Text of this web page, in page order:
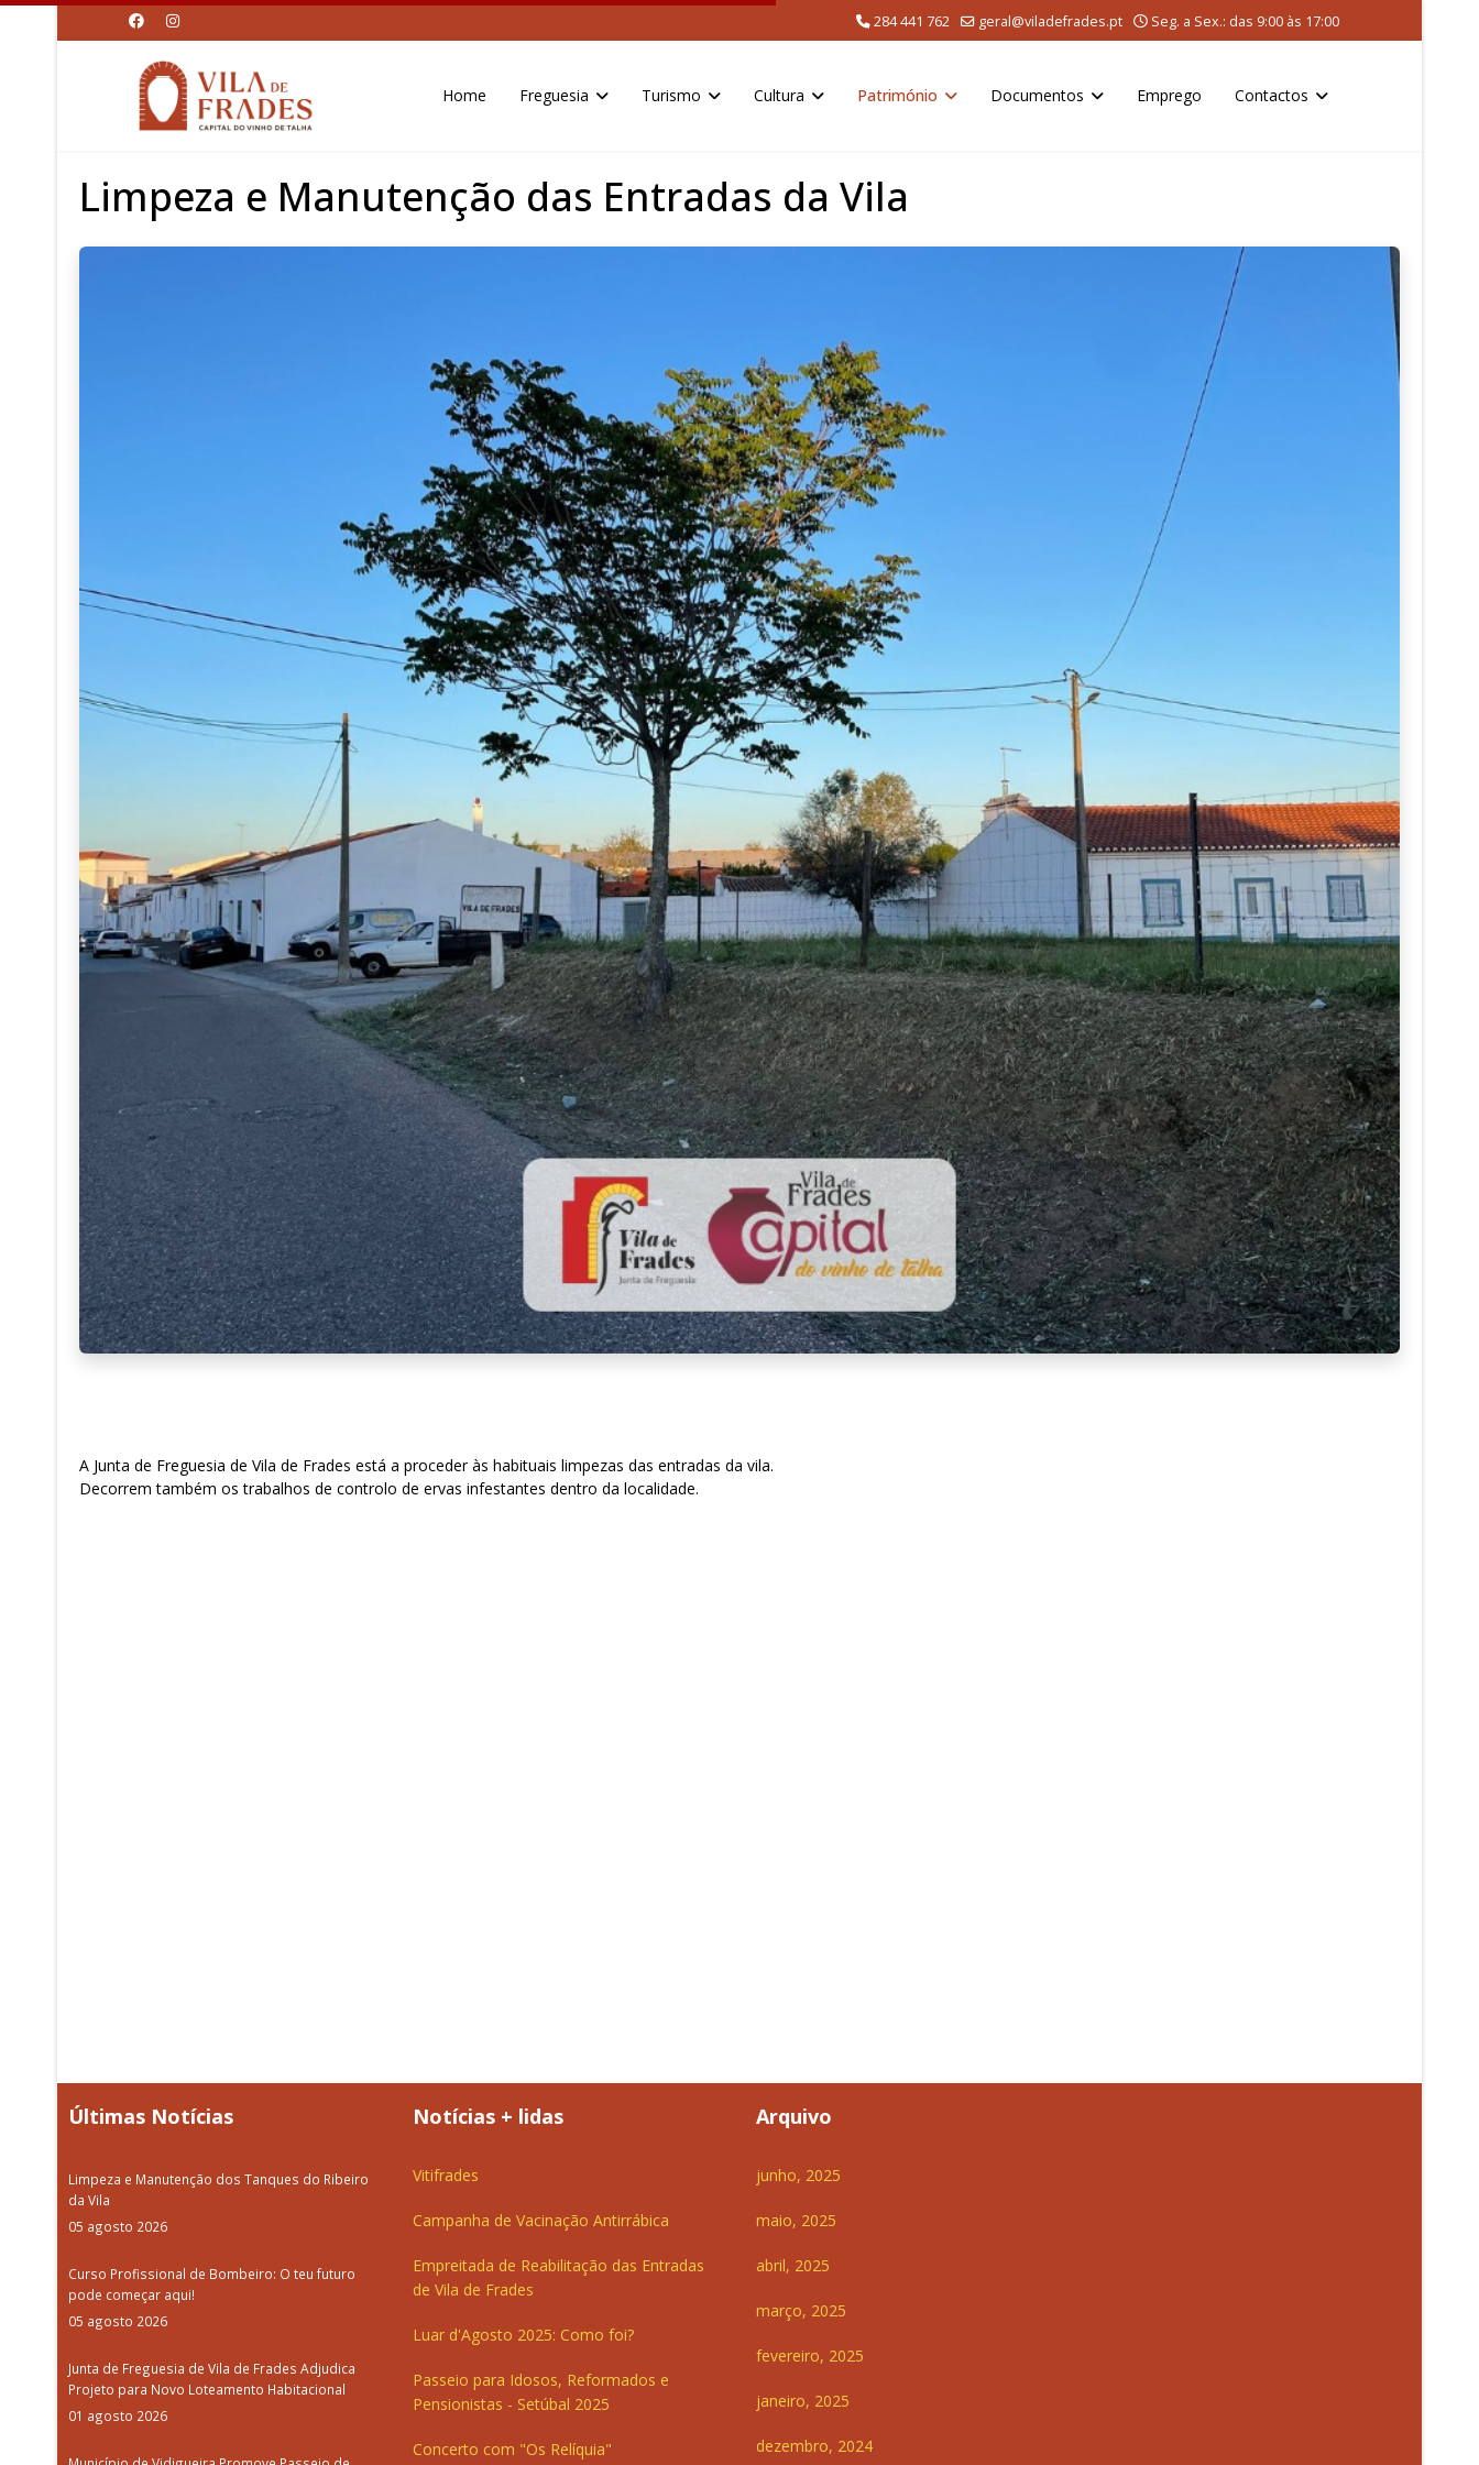
284 441 762 geral@viladefrades.pt Seg. a Sex.: das 9:00 às 17:00
Home Freguesia Turismo Cultura Património Documentos Emprego Contactos
Limpeza e Manutenção das Entradas da Vila
A Junta de Freguesia de Vila de Frades está a proceder às habituais limpezas das entradas da vila.
Decorrem também os trabalhos de controlo de ervas infestantes dentro da localidade.
Últimas Notícias
Limpeza e Manutenção dos Tanques do Ribeiro
da Vila
05 agosto 2026
Curso Profissional de Bombeiro: O teu futuro
pode começar aqui!
05 agosto 2026
Junta de Freguesia de Vila de Frades Adjudica
Projeto para Novo Loteamento Habitacional
01 agosto 2026
Notícias + lidas
Vitifrades
Campanha de Vacinação Antirrábica
Empreitada de Reabilitação das Entradas
de Vila de Frades
Luar d'Agosto 2025: Como foi?
Passeio para Idosos, Reformados e
Pensionistas - Setúbal 2025
Concerto com "Os Relíquia"
Arquivo
junho, 2025
maio, 2025
abril, 2025
março, 2025
fevereiro, 2025
janeiro, 2025
dezembro, 2024